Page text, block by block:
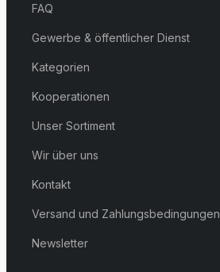
FAQ
Gewerbe & öffentlicher Dienst
Kategorien
Kooperationen
Unser Sortiment
Wir über uns
Kontakt
Versand und Zahlungsbedingungen
Newsletter